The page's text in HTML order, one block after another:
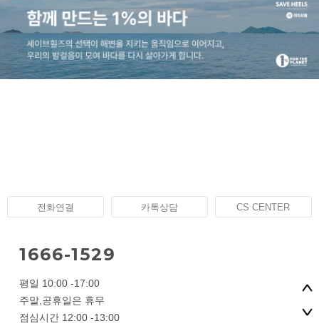
전화연결 카톡상담 CS CENTER
1666-1529
평일 10:00 -17:00
주말,공휴일은 휴무
점심시간 12:00 -13:00